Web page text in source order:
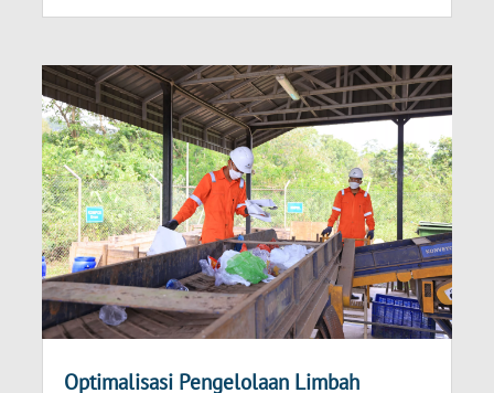
Optimalisasi Pengelolaan Limbah